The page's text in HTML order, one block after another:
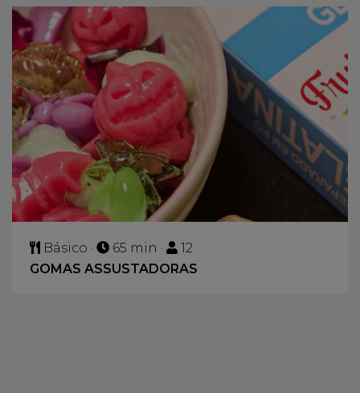
Básico · 65 min ·
12
GOMAS ASSUSTADORAS